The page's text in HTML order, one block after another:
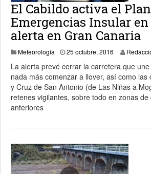
El Cabildo activa el
Emergencias Insular en
alerta en Gran Canaria
Meteorología 25 octubre, 2016 25 octubre,
La alerta prevé cerrar la carretera que
nada más comenzar a llover, así como las
y Cruz de San Antonio (de Las Niñas a
retenes vigilantes, sobre todo en zonas
anteriores